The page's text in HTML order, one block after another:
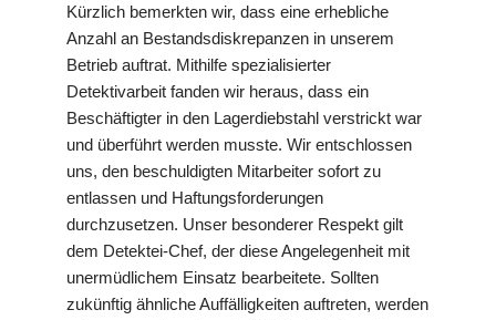
Kürzlich bemerkten wir, dass eine erhebliche
Anzahl an Bestandsdiskrepanzen in unserem
Betrieb auftrat. Mithilfe spezialisierter
Detektivarbeit fanden wir heraus, dass ein
Beschäftigter in den Lagerdiebstahl verstrickt war
und überführt werden musste. Wir entschlossen
uns, den beschuldigten Mitarbeiter sofort zu
entlassen und Haftungsforderungen
durchzusetzen. Unser besonderer Respekt gilt
dem Detektei-Chef, der diese Angelegenheit mit
unermüdlichem Einsatz bearbeitete. Sollten
zukünftig ähnliche Auffälligkeiten auftreten, werden